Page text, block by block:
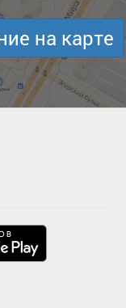
на карте